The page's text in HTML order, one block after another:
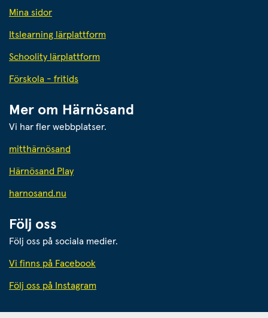
Mina sidor
Itslearning lärplattform
Schoolity lärplattform
Förskola - fritids
Mer om Härnösand
Vi har fler webbplatser.
mitthärnösand
Härnösand Play
harnosand.nu
Följ oss
Följ oss på sociala medier.
Vi finns på Facebook
Följ oss på Instagram